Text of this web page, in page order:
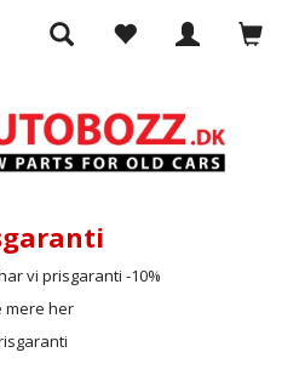
vi prisgaranti -10%
mere her